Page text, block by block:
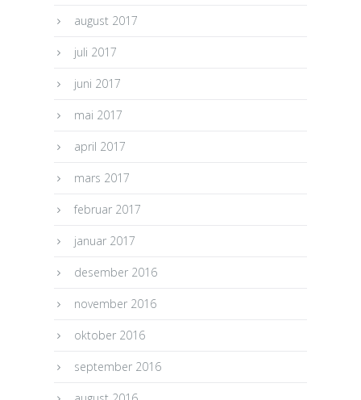
august 2017
juli 2017
juni 2017
mai 2017
april 2017
mars 2017
februar 2017
januar 2017
desember 2016
november 2016
oktober 2016
september 2016